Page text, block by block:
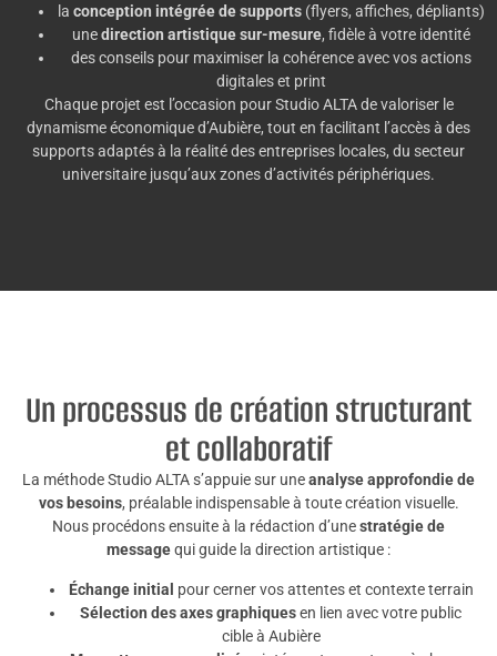
la conception intégrée de supports(flyers, affiches, dépliants)
unedirection artistique sur-mesure, fidèle à votre identité
des conseils pour maximiser la cohérence avec vos actions
digitales et print
Chaque projet est l’occasion pour Studio ALTA de valoriser le
dynamisme économique d’Aubière, tout en facilitant l’accès à des
supports adaptés à la réalité des entreprises locales, du secteur
universitaire jusqu’aux zones d’activités périphériques.
Un processus de création structurant
et collaboratif
La méthode Studio ALTA s’appuie sur uneanalyse approfondie de
vos besoins, préalable indispensable à toute création visuelle.
Nous procédons ensuite à la rédaction d’unestratégie de
messagequi guide la direction artistique :
Échange initial pour cerner vos attentes et contexte terrain
Sélection des axes graphiquesen lien avec votre public
cible à Aubière